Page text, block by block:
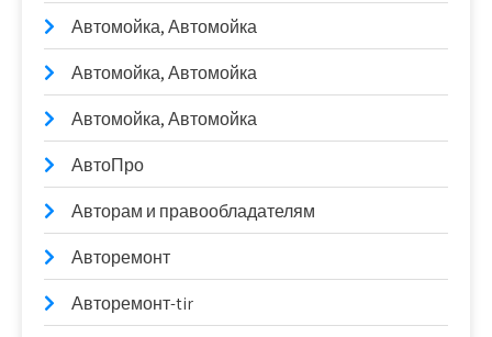
Автомойка, Автомойка
Автомойка, Автомойка
Автомойка, Автомойка
АвтоПро
Авторам и правообладателям
Авторемонт
Авторемонт-tir